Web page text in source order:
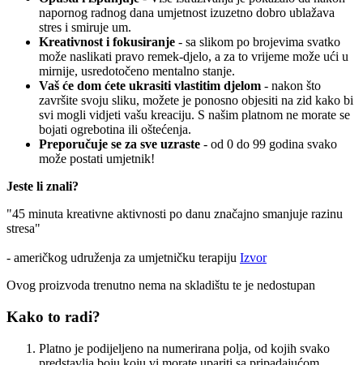
napornog radnog dana umjetnost izuzetno dobro ublažava
stres i smiruje um.
Kreativnost i fokusiranje - sa slikom po brojevima svatko
može naslikati pravo remek-djelo, a za to vrijeme može ući u
mirnije, usredotočeno mentalno stanje.
Vaš će dom ćete ukrasiti vlastitim djelom - nakon što
završite svoju sliku, možete je ponosno objesiti na zid kako bi
svi mogli vidjeti vašu kreaciju. S našim platnom ne morate se
bojati ogrebotina ili oštećenja.
Preporučuje se za sve uzraste - od 0 do 99 godina svako
može postati umjetnik!
Jeste li znali?
"45 minuta kreativne aktivnosti po danu značajno smanjuje razinu
stresa"
- američkog udruženja za umjetničku terapiju Izvor
Ovog proizvoda trenutno nema na skladištu te je nedostupan
Kako to radi?
Platno je podijeljeno na numerirana polja, od kojih svako